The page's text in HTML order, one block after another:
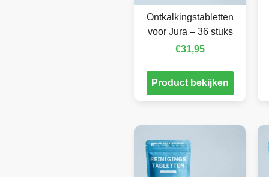
Ontkalkingstabletten
voor Jura – 36 stuks
€31,95
Product bekijken